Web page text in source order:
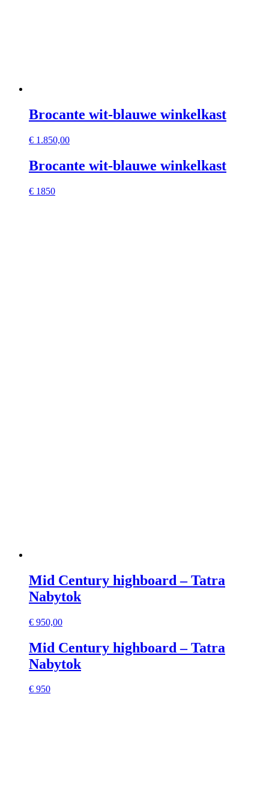
Brocante wit-blauwe winkelkast
€ 1.850,00
Brocante wit-blauwe winkelkast
€ 1850
Mid Century highboard – Tatra
Nabytok
€ 950,00
Mid Century highboard – Tatra
Nabytok
€ 950